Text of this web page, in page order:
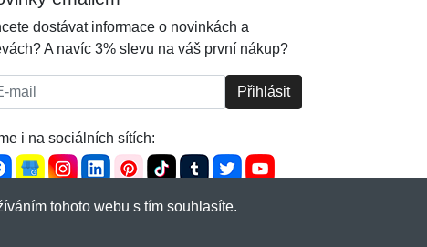
dostávat informace o novinkách a
A navíc 3% slevu na váš první nákup?
Přihlásit
i na sociálních sítích:
tohoto webu s tím souhlasíte.